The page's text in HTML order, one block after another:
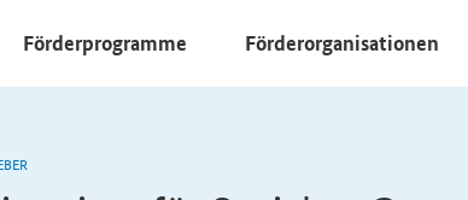
Förderprogramme Förderorganisationen